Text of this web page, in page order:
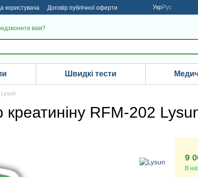
користувача Договір публічної оферти УкрРус
вам?
Швидкі тести
Lysun
креатиніну RFM-202
9
В